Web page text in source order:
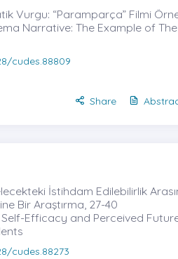
Vurgu: “Paramparça” Filmi
Narrative: The Example of The
cudes.88809
Share
İstihdam Edilebilirlik
Bir Araştırma, 27-40
Efficacy and Perceived
cudes.88273